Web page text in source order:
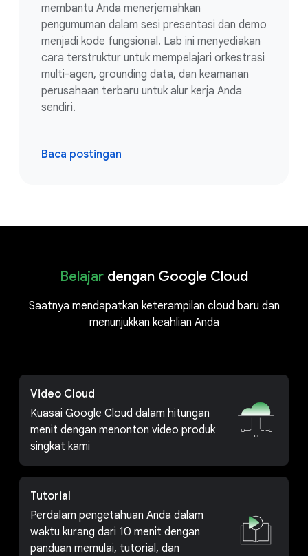
membantu Anda menerjemahkan
pengumuman dalam sesi presentasi dan demo
menjadi kode fungsional. Lab ini menyediakan
cara terstruktur untuk mempelajari orkestrasi
multi-agen, grounding data, dan keamanan
perusahaan terbaru untuk alur kerja Anda
sendiri.
Baca postingan
Belajar dengan Google Cloud
Saatnya mendapatkan keterampilan cloud baru dan
menunjukkan keahlian Anda
Video Cloud
Kuasai Google Cloud dalam hitungan
menit dengan menonton video produk
singkat kami
Tutorial
Perdalam pengetahuan Anda dalam
waktu kurang dari 10 menit dengan
panduan memulai, tutorial, dan